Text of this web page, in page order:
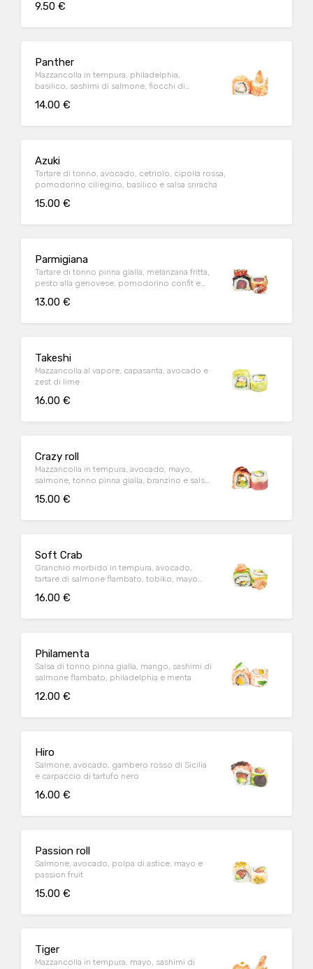
9.50 €
Panther
Mazzancolla in tempura, philadelphia,
basilico, sashimi di salmone, fiocchi di
14.00 €
Azuki
Tartare di tonno, avocado, cetriolo, cipolla rossa,
pomodorino ciliegino, basilico e salsa sriracha
15.00 €
Parmigiana
Tartare di tonno pinna gialla, melanzana fritta,
pesto alla genovese, pomodorino confit e
13.00 €
Takeshi
Mazzancolla al vapore, capasanta, avocado e
zest di lime
16.00 €
Crazy roll
Mazzancolla in tempura, avocado, mayo,
salmone, tonno pinna gialla, branzino e salsa
15.00 €
Soft Crab
Granchio morbido in tempura, avocado,
tartare di salmone flambato, tobiko, mayo
16.00 €
Philamenta
Salsa di tonno pinna gialla, mango, sashimi di
salmone flambato, philadelphia e menta
12.00 €
Hiro
Salmone, avocado, gambero rosso di Sicilia
e carpaccio di tartufo nero
16.00 €
Passion roll
Salmone, avocado, polpa di astice, mayo e
passion fruit
15.00 €
Tiger
Mazzancolla in tempura, mayo, sashimi di